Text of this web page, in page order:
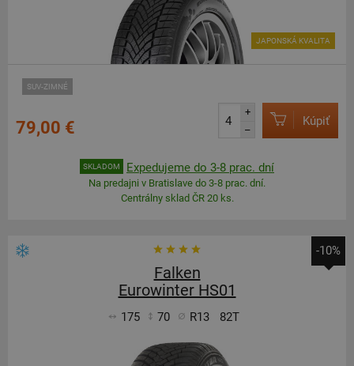
SUV-ZIMNÉ
JAPONSKÁ KVALITA
79,00 €
+
–
Kúpiť
SKLADOM Expedujeme do 3-8 prac. dní
Na predajni v Bratislave do 3-8 prac. dní.
Centrálny sklad ČR 20 ks.
-10%
Falken
Eurowinter HS01
175 70 R13 82T